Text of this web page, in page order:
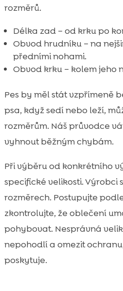
rozměrů.
Délka zad – od krku po
Obvod hrudníku – na
předními nohami.
Obvod krku – kolem jeho
Pes by měl stát vzpřímeně
psa, když sedí nebo leží,
rozměrům. Náš průvodce
vyhnout běžným chybám.
Při výběru od konkrétního
specifické velikosti. Výrobci
rozměrech. Postupujte
zkontrolujte, že oblečení
pohybovat. Nesprávná
nepohodlí a omezit
poskytuje.